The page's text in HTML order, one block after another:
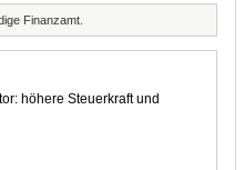
Finanzamt.
höhere Steuerkraft und